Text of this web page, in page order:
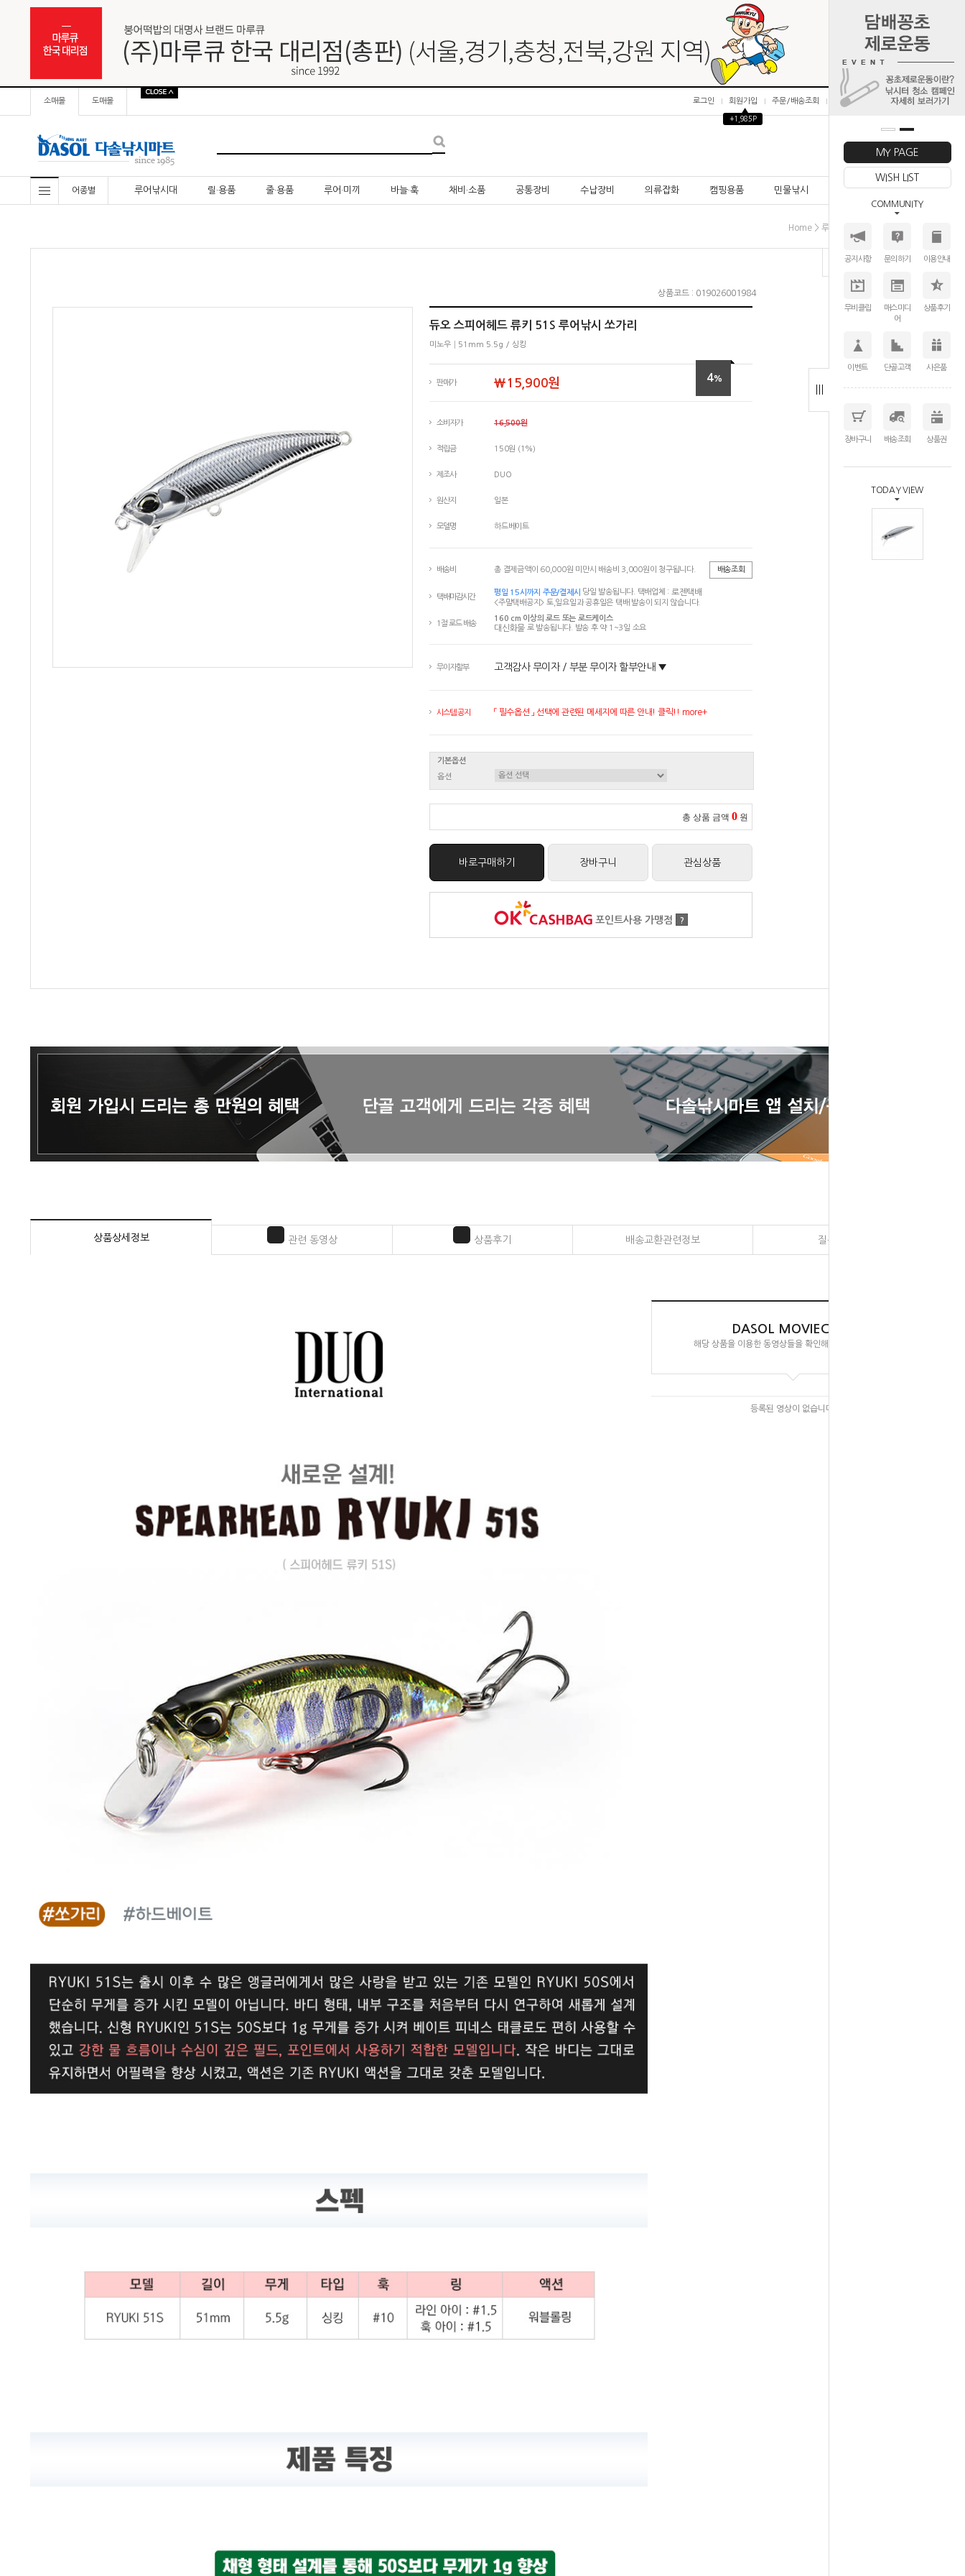
MY PAGE
WISH LIST
COMMUNITY
공지사항 문의하기 이용안내
무비클립
매스미디
어
상품후기
이벤트 단골고객 사은품
장바구니 배송조회 상품권
TODAY VIEW
소매몰 도매몰 로그인 회원가입
▲
+1,985P
주문/배송조회 마이페이지
어종별 루어낚시대 릴·용품 줄·용품 루어·미끼 바늘·훅 채비·소품 공통장비 수납장비 의류잡화 캠핑용품 민물낚시 바다낚시
Home > 루어│미끼
상품코드 : 019026001984
듀오 스피어헤드 류키 51S 루어낚시 쏘가리
미노우│51mm 5.5g / 싱킹
판매가 ￦15,900원 4%
소비자가 16,500원
적립금 150원 (1%)
제조사 DUO
원산지 일본
모델명 하드베이트
배송비 총 결제금액이 60,000원 미만시 배송비 3,000원이 청구됩니다. 배송조회
택배마감시간
평일 15시까지 주문/결제시 당일 발송됩니다. 택배업체 : 로젠택배
<주말택배공지> 토,일요일과 공휴일은 택배 발송이 되지 않습니다.
1절 로드 배송
160 cm 이상의 로드 또는 로드케이스
대신화물 로 발송됩니다. 발송 후 약 1~3일 소요
무이자할부 고객감사 무이자 / 부분 무이자 할부안내 ▼
시스템 공지 「 필수옵션 」 선택에 관련된 메세지에 따른 안내! 클릭!! more+
기본옵션
옵션
총 상품 금액 0 원
바로구매하기 장바구니 관심상품
포인트사용 가맹점 ?
상품상세정보 관련 동영상 상품후기 배송교환관련정보 질문과 대답
DASOL MOVIECLIPS
해당 상품을 이용한 동영상들을 확인해 보실 수 있습니다.
등록된 영상이 없습니다.